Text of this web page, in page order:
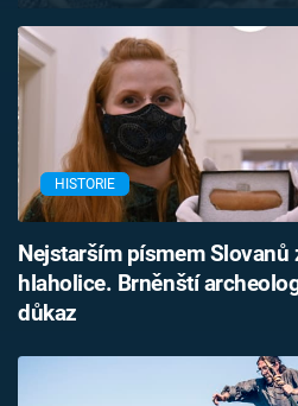
Přihlášení
Sledujte nás
HISTORIE
Nejstarším písmem Slovanů
hlaholice. Brněnští
důkaz